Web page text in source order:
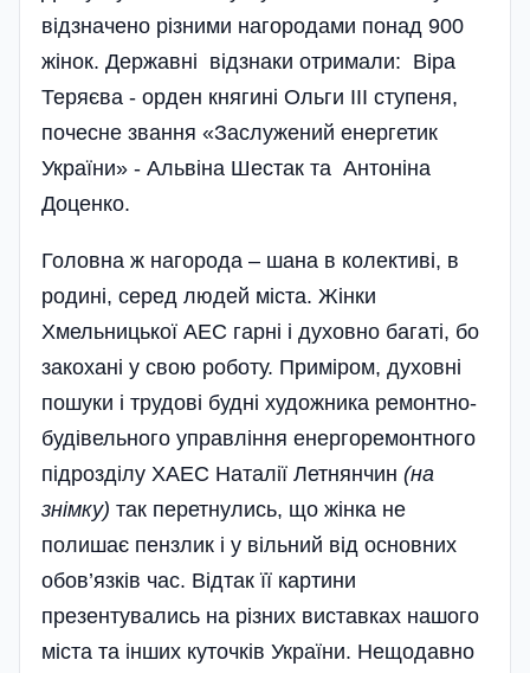
відзначено різними нагородами понад 900
жінок. Державні відзнаки отримали: Віра
Теряєва - орден княгині Ольги III ступеня,
почесне звання «Заслужений енергетик
України» - Альвіна Шестак та Антоніна
Доценко.
Головна ж нагорода – шана в колективі, в
родині, серед людей міста. Жінки
Хмельницької АЕС гарні і духовно багаті, бо
закохані у свою роботу. Приміром, духовні
пошуки і трудові будні художника ремонтно-
будівельного управління енергоремонтного
підрозділу ХАЕС Наталії Летнянчин (на
знімку) так перетнулись, що жінка не
полишає пензлик і у вільний від основних
обов’язків час. Відтак її картини
презентувались на різних виставках нашого
міста та інших куточків України. Нещодавно